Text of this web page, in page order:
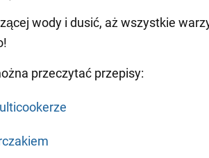
wody i dusić, aż wszystkie
przeczytać przepisy: